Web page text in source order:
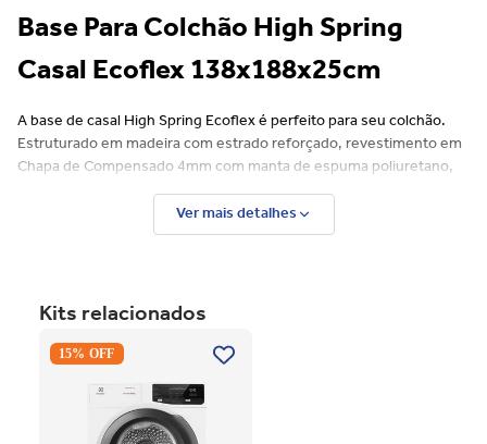
Base Para Colchão High Spring
Casal Ecoflex 138x188x25cm
A base de casal High Spring Ecoflex é perfeito para seu colchão.
Estruturado em madeira com estrado reforçado, revestimento em
Chapa de Compensado 4mm com manta de espuma poliuretano,
conforto, resistência e durabilidade. Canto arredondado, lateral do
sommier com tecido 100% poliéster bordado.
duradoura contra ácaros, poeira doméstica, mofo, bactérias e
alérgenos correspondentes.
Ver mais detalhes
Kits relacionados
Premium Care 12Kg com
Branco 220V
15% OFF